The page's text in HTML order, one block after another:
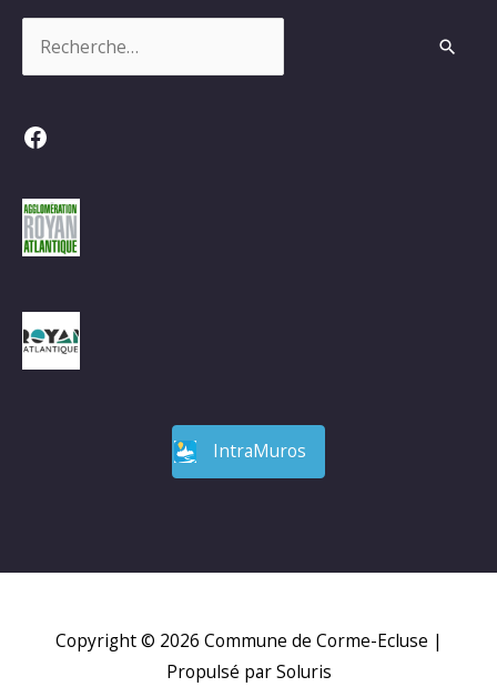
Facebook
IntraMuros
Copyright © 2026 Commune de Corme-Ecluse |
Propulsé par Soluris